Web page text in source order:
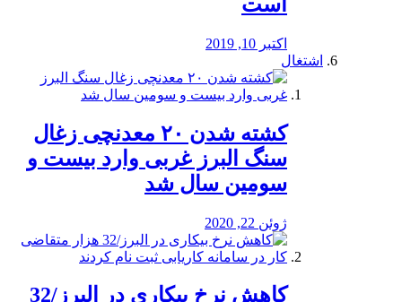
اکتبر 10, 2019
اشتغال
کشته شدن ۲۰ معدنچی زغال
سنگ البرز غربی وارد بیست و
سومین سال شد
ژوئن 22, 2020
کاهش نرخ بیکاری در البرز/32